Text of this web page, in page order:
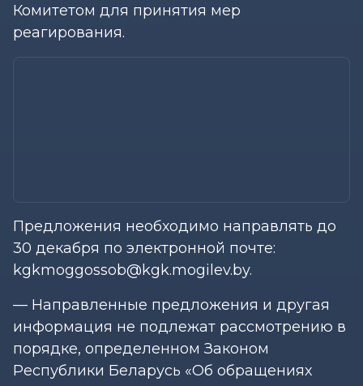
Комитетом для принятия мер
реагирования.
Предложения необходимо направлять до
30 декабря по электронной почте:
kgkmoggossob@kgk.mogilev.by.
— Направленные предложения и другая
информация не подлежат рассмотрению в
порядке, определенном Законом
Республики Беларусь «Об обращениях